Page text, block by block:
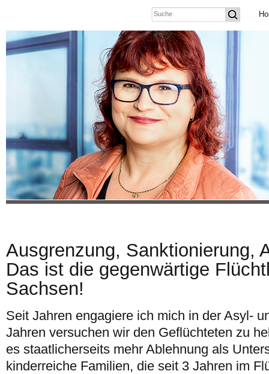
Ausgrenzung, Sanktionierung,
Das ist die gegenwärtige
Sachsen!
Seit Jahren engagiere ich mich in der Asyl-
Jahren versuchen wir den Geflüchteten zu
es staatlicherseits mehr Ablehnung als
kinderreiche Familien, die seit 3 Jahren im